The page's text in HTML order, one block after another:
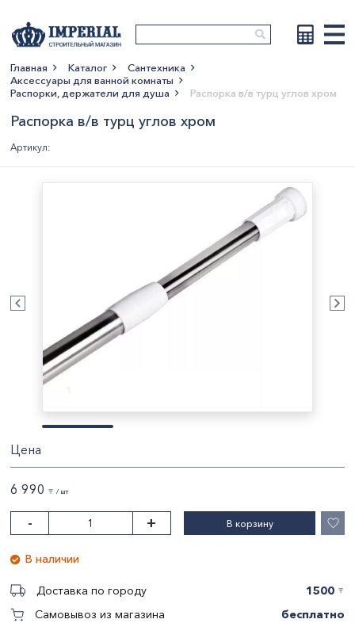
Показать больше
Главная Каталог
Сантехника
Аксессуары для ванной комнаты
Распорки, держатели для душа
Распорка в/в турц углов хром
Распорка в/в турц углов хром
Артикул:
Цена
6 990 〒 / шт
- + В корзину
В наличии
Доставка по городу 1500 〒
Самовывоз из магазина
бесплатно